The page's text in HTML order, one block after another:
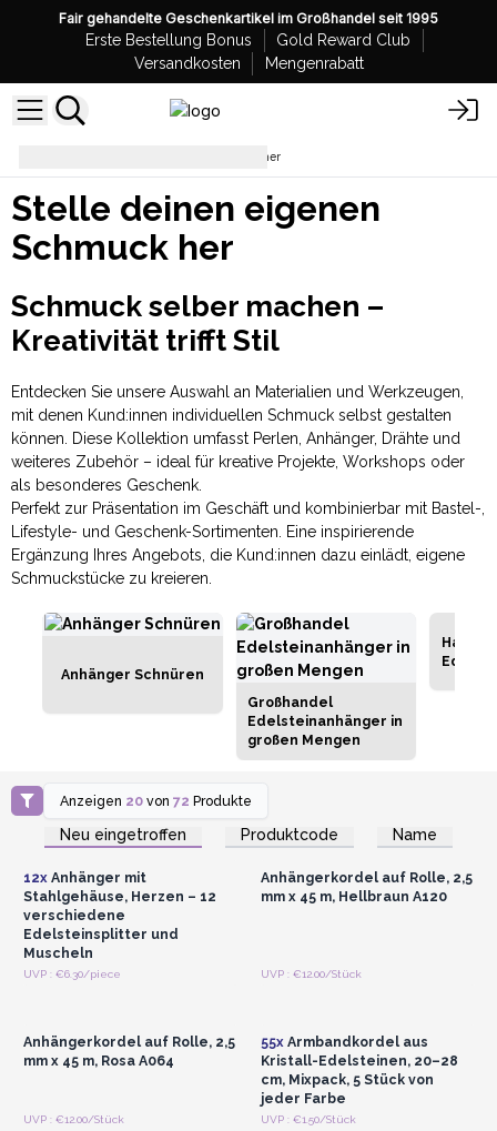
Fair gehandelte Geschenkartikel im Großhandel seit 1995
Erste Bestellung Bonus
Gold Reward Club
Versandkosten
Mengenrabatt
Stelle deinen eigenen Schmuck her
Stelle deinen eigenen
Schmuck her
Schmuck selber machen –
Kreativität trifft Stil
Entdecken Sie unsere Auswahl an Materialien und Werkzeugen,
mit denen Kund:innen individuellen Schmuck selbst gestalten
können. Diese Kollektion umfasst Perlen, Anhänger, Drähte und
weiteres Zubehör – ideal für kreative Projekte, Workshops oder
als besonderes Geschenk.
Perfekt zur Präsentation im Geschäft und kombinierbar mit Bastel-,
Lifestyle- und Geschenk-Sortimenten. Eine inspirierende
Ergänzung Ihres Angebots, die Kund:innen dazu einlädt, eigene
Schmuckstücke zu kreieren.
Anhänger Schnüren
Großhandel
Edelsteinanhänger in
großen Mengen
Anzeigen 20 von72 Produkte
Neu eingetroffen Produktcode Name
Anmelden oder
Registrieren für
Großhandelspreise
12xAnhänger mit
Stahlgehäuse, Herzen – 12
verschiedene
Edelsteinsplitter und
Muscheln
UVP : €6.30/piece
Registrieren für
Großhandelspreise
Anhängerkordel auf Rolle, 2,5
mm x 45 m, Hellbraun A120
UVP : €12.00/Stück
Anmelden oder
Anhängerkordel auf Rolle, 2,5
mm x 45 m, Rosa A064
UVP : €12.00/Stück
Anmelden oder
55xArmbandkordel aus
Kristall-Edelsteinen, 20–28
cm, Mixpack, 5 Stück von
jeder Farbe
UVP : €1.50/Stück
Anmelden oder
Anmelden oder